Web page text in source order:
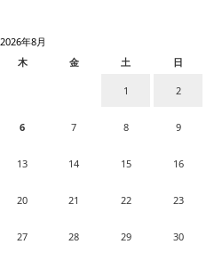
2026年8月
木 金 土 日
1 2
6 7 8 9
13 14 15 16
20 21 22 23
27 28 29 30